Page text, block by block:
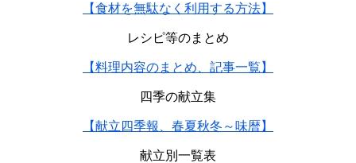
【食材を無駄なく利用する方法】
レシピ等のまとめ
【料理内容のまとめ、記事一覧】
四季の献立集
【献立四季報、春夏秋冬～味暦】
献立別一覧表